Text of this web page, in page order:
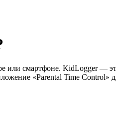
или смартфоне. KidLogger —
«Parental Time Control»